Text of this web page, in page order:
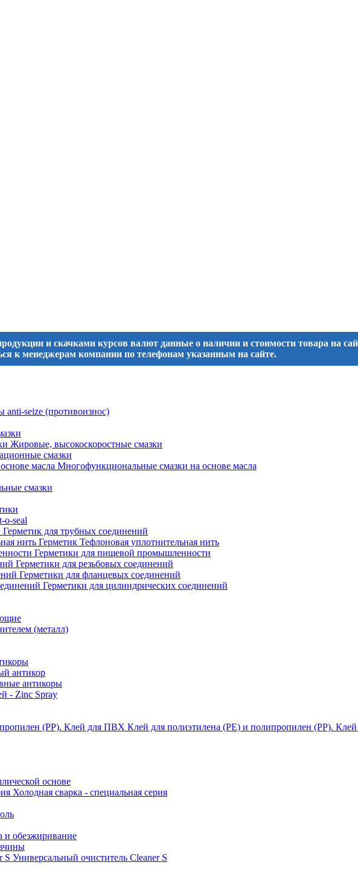
и скачками курсов валют данные о наличии и стоимости товара на
к менеджерам компании по телефонам указанным на сайте.
seize (противоизнос)
Жировые, высокоскоростные смазки
смазки
Многофункциональные смазки на основе масла
смазки
o-seal
Герметик для трубных соединений
Герметик Тефлоновая уплотнительная нить
Герметики для пищевой промышленности
Герметики для резьбовых соединений
Герметики для фланцевых соединений
Герметики для цилиндрических соединений
(металл)
антикор
антикоры
- Zinc Spray
Клей для полиэтилена (PE) и полипропилен (PP).
основе
Холодная сварка - специальная серия
и обезжиривание
Универсальный очиститель Cleaner S